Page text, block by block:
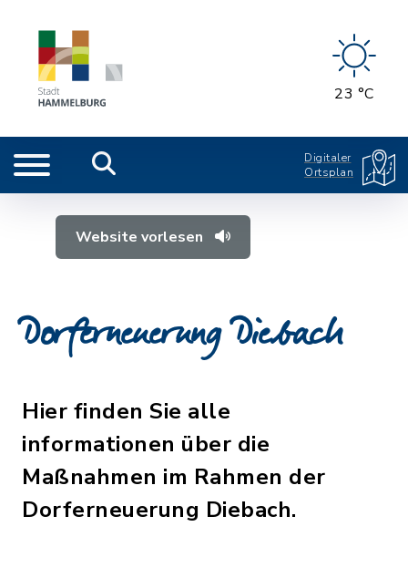
23 °C
Digitaler
Ortsplan
Website vorlesen
Dorferneuerung Diebach
Hier finden Sie alle
informationen über die
Maßnahmen im Rahmen der
Dorferneuerung Diebach.